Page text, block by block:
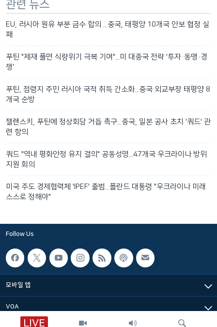
LIVE
관련 뉴스
EU, 러시아 원유 부분 금수 합의 ...중국, 태평양 10개국 안보 협정 실
패
푸틴 "제재 풀면 식량위기 극복 기여"...미 대중국 전략 '투자·동맹·경
쟁'
푸틴, 점령지 주민 러시아 국적 취득 간소화...중국 외교부장 태평양 8
개국 순방
젤렌스키, 푸틴에 정상회담 거듭 촉구...중국, 일본 공사 초치 '쿼드' 관
련 항의
쿼드 "역내 평화안정 유지 결의" 공동성명...47개국 우크라이나 방위
지원 회의
미국 주도 경제협력체 'IPEF' 출범...폴란드 대통령 "우크라이나 미래
스스로 정해야"
Follow Us
모바일 앱
VOA